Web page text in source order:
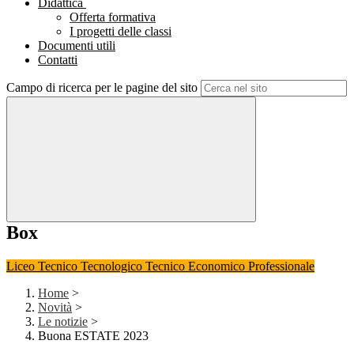
Didattica
Offerta formativa
I progetti delle classi
Documenti utili
Contatti
Campo di ricerca per le pagine del sito
Box
Liceo Tecnico Tecnologico Tecnico Economico Professionale
Home >
Novità >
Le notizie >
Buona ESTATE 2023